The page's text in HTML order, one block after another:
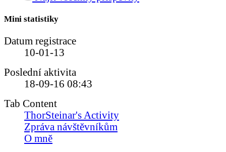
Mini statistiky
Datum registrace
10-01-13
Poslední aktivita
18-09-16 08:43
Tab Content
ThorSteinar's Activity
Zpráva návštěvníkům
O mně